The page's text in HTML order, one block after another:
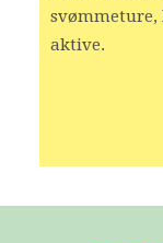
svømmeture,
aktive.